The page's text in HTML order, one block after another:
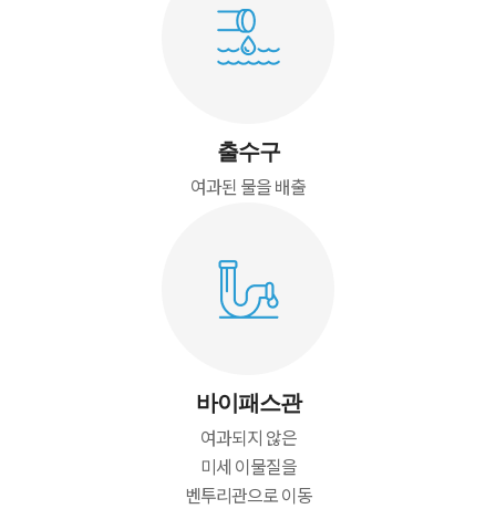
출수구
여과된 물을 배출
바이패스관
여과되지 않은
미세 이물질을
벤투리관으로 이동